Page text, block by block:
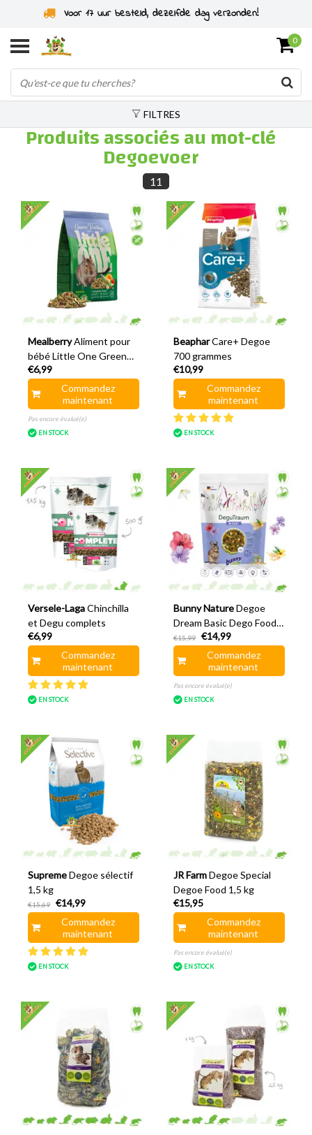
Voor 17 uur besteld, dezelfde dag verzonden!
0
FILTRES
Produits associés au mot-clé
Degoevoer
11
Mealberry Aliment pour
bébé Little One Green
Valley Dego 750
grammes
€6,99
Commandez
maintenant
Pas encore évalué(e)
EN STOCK
Beaphar Care+ Degoe
700 grammes
€10,99
Commandez
maintenant
EN STOCK
Versele-Laga Chinchilla
et Degu complets
€6,99
Commandez
maintenant
EN STOCK
Bunny Nature Degoe
Dream Basic Dego Food
1,2 kg
€15,99
€14,99
Commandez
maintenant
Pas encore évalué(e)
EN STOCK
Supreme Degoe sélectif
1,5 kg
€15,69
€14,99
Commandez
maintenant
EN STOCK
JR Farm Degoe Special
Degoe Food 1,5 kg
€15,95
Commandez
maintenant
Pas encore évalué(e)
EN STOCK